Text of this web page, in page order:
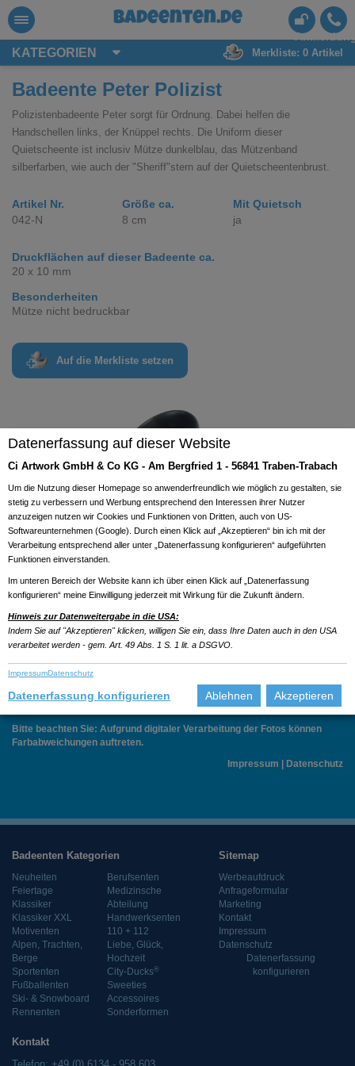
badeenten.de
KATEGORIEN Merkliste: 0 Artikel
Badeente Peter Polizist
Polizistenbadeente Peter sorgt für Ordnung. Dabei helfen die
Handschellen links, der Knüppel rechts. Die Uniform dieser
Quietscheente ist inclusiv Mütze dunkelblau, das Mützenband
silberfarben, wie auch der "Sheriff"stern auf der Quietscheentenbrust.
Artikel Nr.
042-N
Größe ca.
8 cm
Mit Quietsch
ja
Druckflächen auf dieser Badeente ca.
20 x 10 mm
Besonderheiten
Mütze nicht bedruckbar
Auf die Merkliste setzen
Bitte beachten Sie: Aufgrund digitaler Verarbeitung der Fotos können
Farbabweichungen auftreten.
Impressum
Datenschutz
Badeenten Kategorien
Neuheiten
Feiertage
Klassiker
Klassiker XXL
Motiventen
Alpen, Trachten,
Berge
Sportenten
Fußballenten
Ski- & Snowboard
Rennenten
Berufsenten
Medizinsche
Abteilung
Handwerksenten
110 + 112
Liebe, Glück,
Hochzeit
City-Ducks®
Sweeties
Accessoires
Sonderformen
Sitemap
Werbeaufdruck
Anfrageformular
Marketing
Kontakt
Impressum
Datenschutz
Datenerfassung
konfigurieren
Kontakt
Datenerfassung auf dieser Website
Ci Artwork GmbH & Co KG - Am Bergfried 1 - 56841 Traben-Trabach
Um die Nutzung dieser Homepage so anwenderfreundlich wie möglich zu gestalten, sie
stetig zu verbessern und Werbung entsprechend den Interessen ihrer Nutzer
anzuzeigen nutzen wir Cookies und Funktionen von Dritten, auch von US-
Softwareunternehmen (Google). Durch einen Klick auf „Akzeptieren“ bin ich mit der
Verarbeitung entsprechend aller unter „Datenerfassung konfigurieren“ aufgeführten
Funktionen einverstanden.
Im unteren Bereich der Website kann ich über einen Klick auf „Datenerfassung
konfigurieren“ meine Einwilligung jederzeit mit Wirkung für die Zukunft ändern.
Hinweis zur Datenweitergabe in die USA:
Indem Sie auf "Akzeptieren" klicken, willigen Sie ein, dass Ihre Daten auch in den USA
verarbeitet werden - gem. Art. 49 Abs. 1 S. 1 lit. a DSGVO.
ImpressumDatenschutz
Datenerfassung konfigurieren Ablehnen Akzeptieren